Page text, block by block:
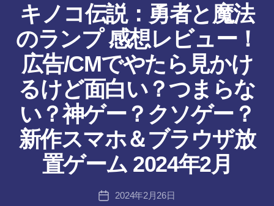
ゴ
リ
ー
キノコ伝説：勇者と魔法
のランプ 感想レビュー！
広告/CMでやたら見かけ
るけど面白い？つまらな
い？神ゲー？クソゲー？
新作スマホ＆ブラウザ放
置ゲーム 2024年2月
投
稿
作
成
者
:
a
投
2024年2月26日